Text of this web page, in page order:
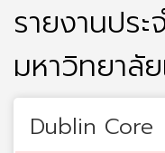
รายงานปร
มหาวิทยาลั
Dublin Core